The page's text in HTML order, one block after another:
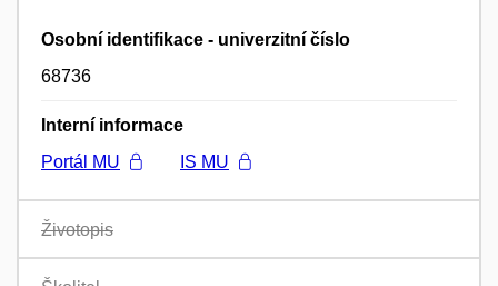
Osobní identifikace - univerzitní číslo
68736
Interní informace
Portál MU
IS MU
Životopis